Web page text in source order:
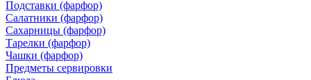
Подставки (фарфор)
Салатники (фарфор)
Сахарницы (фарфор)
Тарелки (фарфор)
Чашки (фарфор)
Предметы сервировки